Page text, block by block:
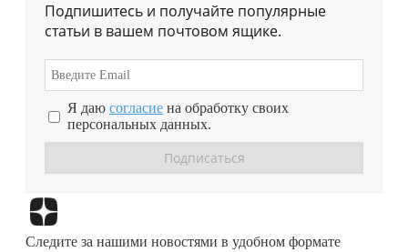
Подпишитесь и получайте популярные
статьи в вашем почтовом ящике.
Я даю согласие на обработку своих
персональных данных.
Следите за нашими новостями в удобном формате